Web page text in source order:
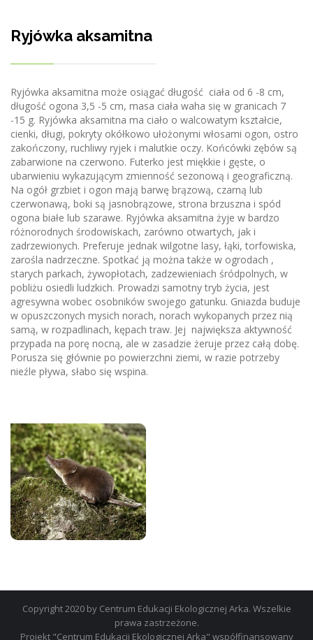
Ryjówka aksamitna
Ryjówka aksamitna może osiągać długość ciała od 6 -8 cm,
długość ogona 3,5 -5 cm, masa ciała waha się w granicach 7
-15 g. Ryjówka aksamitna ma ciało o walcowatym kształcie,
cienki, długi, pokryty okółkowo ułożonymi włosami ogon, ostro
zakończony, ruchliwy ryjek i malutkie oczy. Końcówki zębów są
zabarwione na czerwono. Futerko jest miękkie i gęste, o
ubarwieniu wykazującym zmienność sezonową i geograficzną.
Na ogół grzbiet i ogon mają barwę brązową, czarną lub
czerwonawą, boki są jasnobrązowe, strona brzuszna i spód
ogona białe lub szarawe. Ryjówka aksamitna żyje w bardzo
różnorodnych środowiskach, zarówno otwartych, jak i
zadrzewionych. Preferuje jednak wilgotne lasy, łąki, torfowiska,
zarośla nadrzeczne. Spotkać ją można także w ogrodach ,
starych parkach, żywopłotach, zadzewieniach śródpolnych, w
pobliżu osiedli ludzkich. Prowadzi samotny tryb życia, jest
agresywna wobec osobników swojego gatunku. Gniazda buduje
w opuszczonych mysich norach, norach wykopanych przez nią
samą, w rozpadlinach, kępach traw. Jej największa aktywność
przypada na porę nocną, ale w zasadzie żeruje przez całą dobę.
Porusza się głównie po powierzchni ziemi, w razie potrzeby
nieźle pływa, słabo się wspina.
Copyright 2020 by Centrum Edukacji Ekologicznej Arka. Wszelkie
prawa zastrzeżone.
Projekt "Centrum Edukacji Ekologicznej Arka" współfinansowany